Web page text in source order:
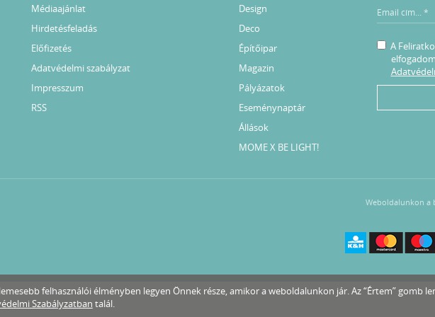
Médiaajánlat
Hirdetésfeladás
Előfizetés
Adatvédelmi szabályzat
Impresszum
RSS
Design
Deco
Építőipar
Magazin
Pályázatok
Eseménynaptár
Állások
MOME X BE LIGHT!
A
Weboldalunkon a
felhasználói élményben legyen Önnek része, amikor a weboldalunkon jár. Az “Értem” gomb
Szabályzatban talál.